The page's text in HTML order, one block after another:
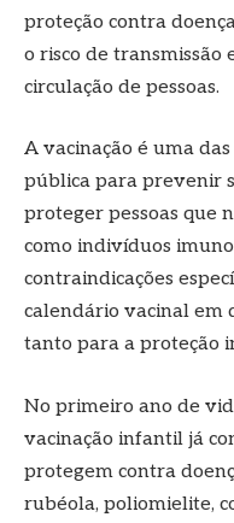
proteção contra
o risco de transmissão
circulação de pessoas.
A vacinação é uma
pública para prevenir
proteger pessoas que
como indivíduos
contraindicações
calendário vacinal em
tanto para a proteção
No primeiro ano de
vacinação infantil já
protegem contra
rubéola, poliomielite,